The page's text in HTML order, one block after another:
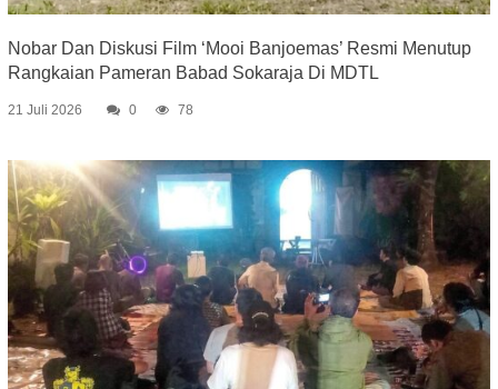
Nobar Dan Diskusi Film ‘Mooi Banjoemas’ Resmi Menutup
Rangkaian Pameran Babad Sokaraja Di MDTL
21 Juli 2026 0 78